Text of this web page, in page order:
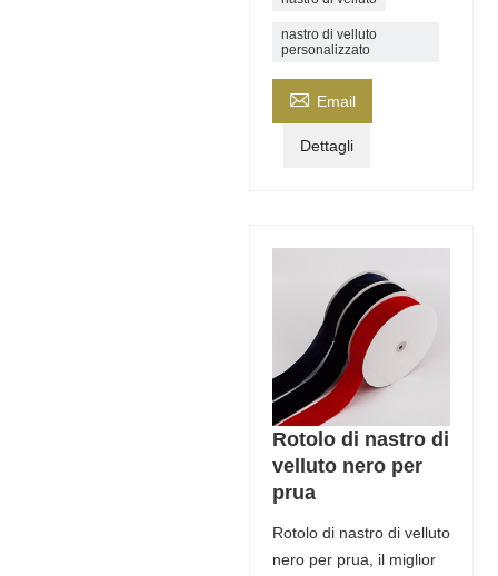
nastro di velluto
personalizzato
 Email
Dettagli
Rotolo di nastro di
velluto nero per
prua
Rotolo di nastro di velluto
nero per prua, il miglior